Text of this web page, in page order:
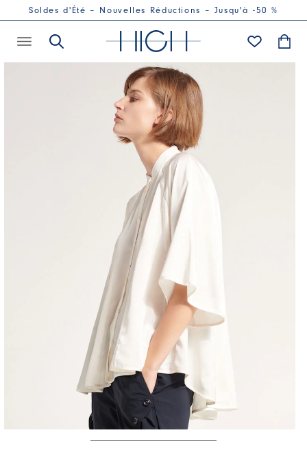
Soldes d'Été – Nouvelles Réductions – Jusqu'à -50 %